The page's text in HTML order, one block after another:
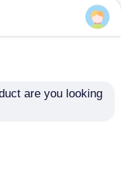
تماس با ما
are you looking